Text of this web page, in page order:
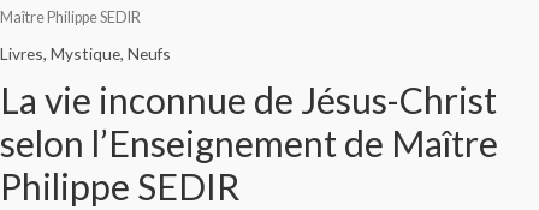
Maître Philippe SEDIR
Livres, Mystique, Neufs
La vie inconnue de Jésus-Christ
selon l’Enseignement de Maître
Philippe SEDIR